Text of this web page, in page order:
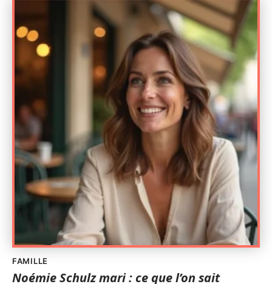
FAMILLE
Noémie Schulz mari : ce que l’on sait